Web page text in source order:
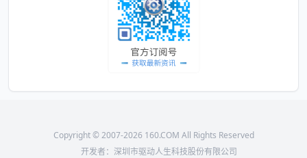
Copyright © 2007-2026 160.COM All Rights Reserved
开发者：深圳市驱动人生科技股份有限公司